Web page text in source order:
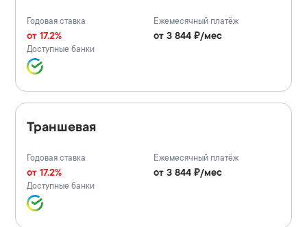
Годовая ставка
от 17.2%
Ежемесячный платёж
от 3 844 ₽/мес
Доступные банки
Траншевая
Годовая ставка
от 17.2%
Ежемесячный платёж
от 3 844 ₽/мес
Доступные банки